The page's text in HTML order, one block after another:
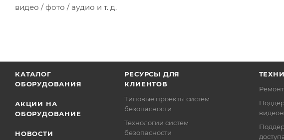
видео / фото / аудио и т. д.
КАТАЛОГ
ОБОРУДОВАНИЯ
АКЦИИ НА
ОБОРУДОВАНИЕ
НОВОСТИ
РЕСУРСЫ ДЛЯ
КЛИЕНТОВ
Типовые проекты систем
безопасности
Технологии систем
безопасности
Ремонт